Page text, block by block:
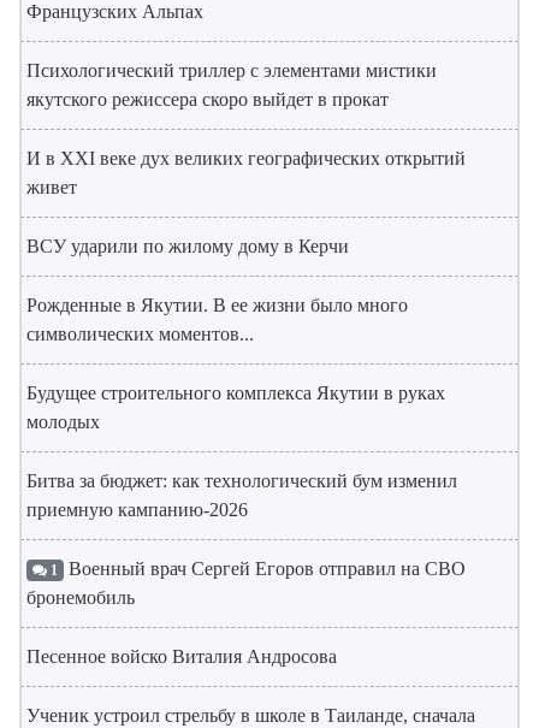
Французских Альпах
Психологический триллер с элементами мистики
якутского режиссера скоро выйдет в прокат
И в XXI веке дух великих географических открытий
живет
ВСУ ударили по жилому дому в Керчи
Рожденные в Якутии. В ее жизни было много
символических моментов...
Будущее строительного комплекса Якутии в руках
молодых
Битва за бюджет: как технологический бум изменил
приемную кампанию-2026
1 Военный врач Сергей Егоров отправил на СВО
бронемобиль
Песенное войско Виталия Андросова
Ученик устроил стрельбу в школе в Таиланде, сначала